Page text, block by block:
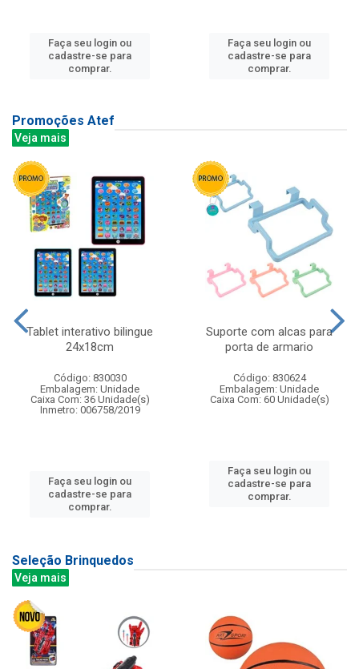
Faça seu login ou
cadastre-se para
comprar.
Faça seu login ou
cadastre-se para
comprar.
Promoções Atef
Veja mais
Tablet interativo bilingue
24x18cm
Código: 830030
Embalagem: Unidade
Caixa Com: 36 Unidade(s)
Inmetro: 006758/2019
Faça seu login ou
cadastre-se para
comprar.
Suporte com alcas para
porta de armario
Código: 830624
Embalagem: Unidade
Caixa Com: 60 Unidade(s)
Faça seu login ou
cadastre-se para
comprar.
Seleção Brinquedos
Veja mais